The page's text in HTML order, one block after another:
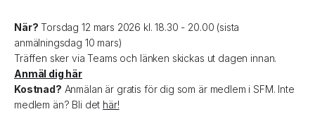
När? Torsdag 12 mars 2026 kl. 18.30 - 20.00 (sista
anmälningsdag 10 mars)
Träffen sker via Teams och länken skickas ut dagen innan.
Anmäl dig här
Kostnad? Anmälan är gratis för dig som är medlem i SFM. Inte
medlem än? Bli det här!